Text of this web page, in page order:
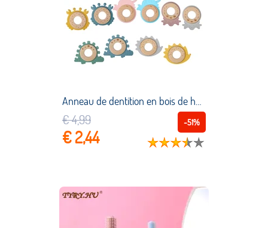
Anneau de dentition en bois de hêtre, 1 pièce, dessin animé, accessoires sans BPA, jouets de qualité alimentaire pour bébés rongeurs
-51%
€ 4,99
€ 2,44